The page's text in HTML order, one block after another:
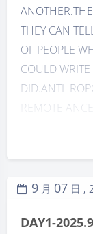
THEY CAN
OF PEOPLE
COULD
REMOTE
LIVING IN
SAGAS OF
AGO.
LIVED SO
9 月 07 日 ,
DAY1-